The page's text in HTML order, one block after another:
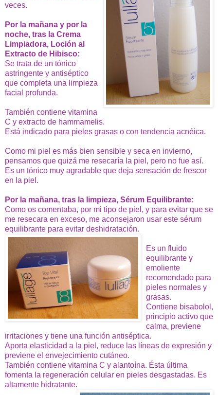
veces.
Por la mañana y por la
noche, tras la Crema
Limpiadora, Loción al
Extracto de Hibisco:
Se trata de un tónico
astringente y antiséptico
que completa una limpieza
facial profunda.
También contiene vitamina
C y extracto de hammamelis.
Está indicado para pieles grasas o con tendencia acnéica.
Como mi piel es más bien sensible y seca en invierno,
pensamos que quizá me resecaría la piel, pero no fue así.
Es un tónico muy agradable que deja sensación de frescor
en la piel.
Por la mañana, tras la limpieza, Sérum Equilibrante:
Como os comentaba, por mi tipo de piel, y para evitar que se
me resecara en exceso, me aconsejaron usar este sérum
equilibrante para evitar deshidratación.
Es un fluido
equilibrante y
emoliente
recomendado para
pieles normales y
grasas.
Contiene bisabolol,
principio activo que
calma, previene
irritaciones y tiene una función antiséptica.
Aporta elasticidad a la piel, reduce las líneas de expresión y
previene el envejecimiento cutáneo.
También contiene vitamina C y alantoína. Ésta última
fomenta la regeneración celular en pieles desgastadas. Es
altamente hidratante.